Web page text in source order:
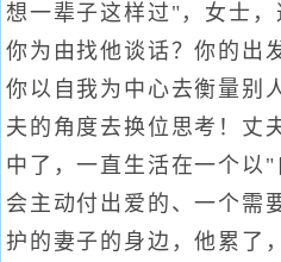
想一辈子这样过"，女士
你为由找他谈话？你的出
你以自我为中心去衡量别
夫的角度去换位思考！丈
中了，一直生活在一个以
会主动付出爱的、一个需
护的妻子的身边，他累了